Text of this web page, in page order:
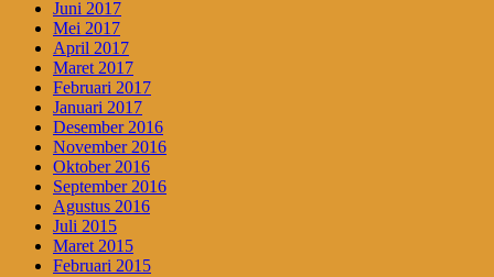
Juni 2017
Mei 2017
April 2017
Maret 2017
Februari 2017
Januari 2017
Desember 2016
November 2016
Oktober 2016
September 2016
Agustus 2016
Juli 2015
Maret 2015
Februari 2015